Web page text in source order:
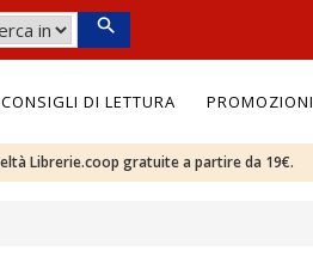
CONSIGLI DI LETTURA PROMOZIONI
Librerie.coop gratuite a partire da 19€.